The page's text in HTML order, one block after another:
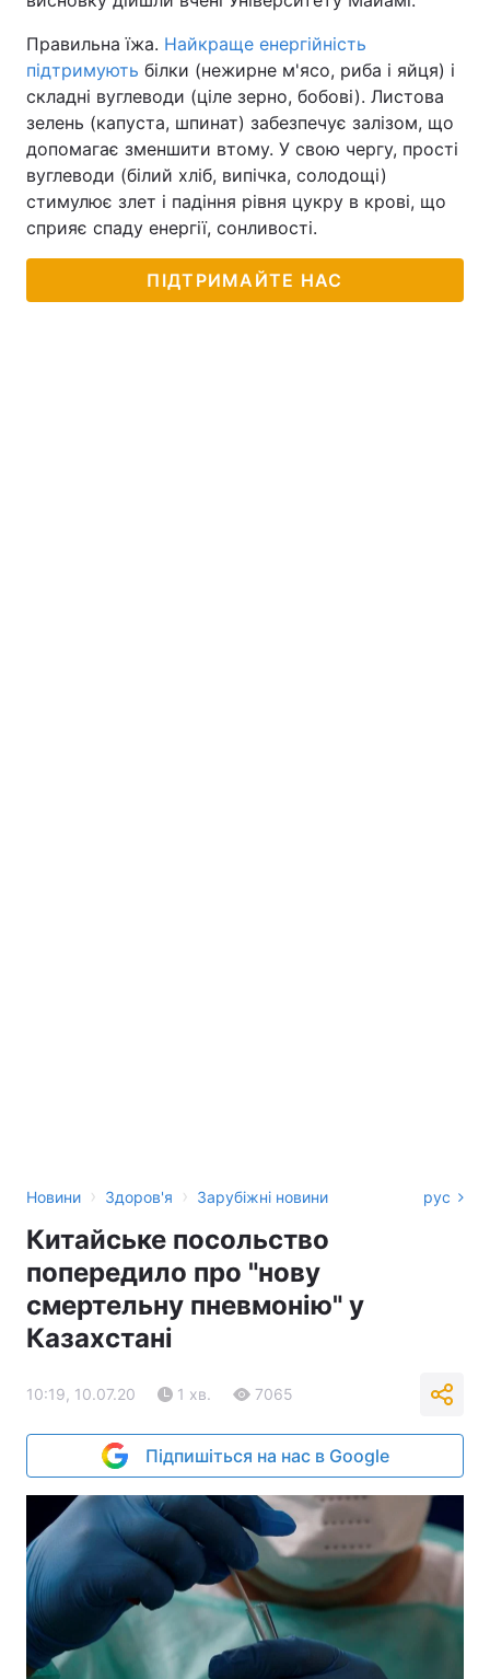
Правильна їжа. Найкраще енергійність
підтримують білки (нежирне м'ясо, риба і яйця) і
складні вуглеводи (ціле зерно, бобові). Листова
зелень (капуста, шпинат) забезпечує залізом, що
допомагає зменшити втому. У свою чергу, прості
вуглеводи (білий хліб, випічка, солодощі)
стимулює злет і падіння рівня цукру в крові, що
сприяє спаду енергії, сонливості.
ПІДТРИМАЙТЕ НАС
Новини › Здоров'я › Зарубіжні новини рус
Китайське посольство
попередило про "нову
смертельну пневмонію" у
Казахстані
10:19, 10.07.20 1 хв. 7065
Підпишіться на нас в Google